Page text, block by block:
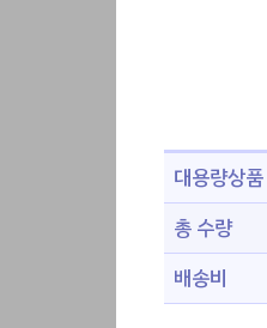
대용량상품
총 수량
배송비